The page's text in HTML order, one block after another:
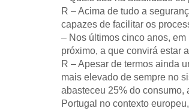
R – Acima de tudo a
capazes de facilitar os
– Nos últimos cinco anos,
próximo, a que convirá estar
R – Apesar de termos ainda
mais elevado de sempre no
abasteceu 25% do consumo,
Portugal no contexto